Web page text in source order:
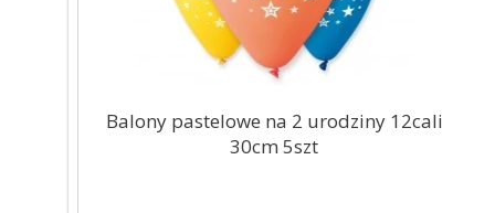
Balony pastelowe na 2 urodziny 12cali
30cm 5szt